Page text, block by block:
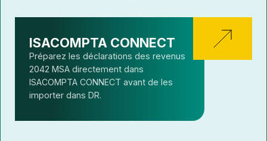
ISACOMPTA CONNECT
Préparez les déclarations des revenus
2042 MSA directement dans
ISACOMPTA CONNECT avant de les
importer dans DR.